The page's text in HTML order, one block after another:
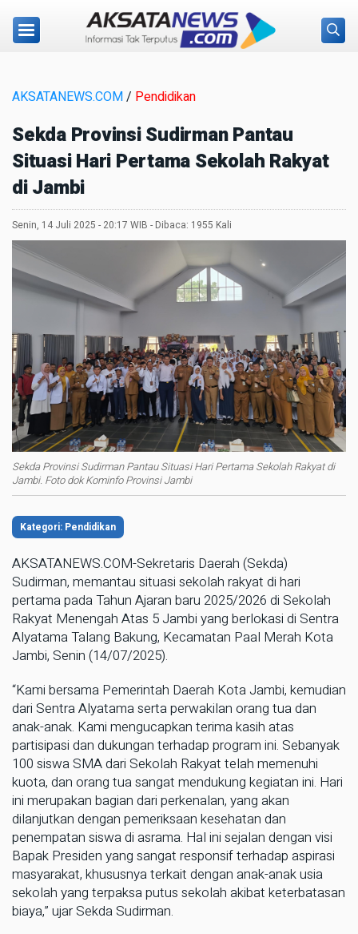
AKSATANEWS.COM/ Pendidikan
Sekda Provinsi Sudirman Pantau
Situasi Hari Pertama Sekolah Rakyat
di Jambi
Senin, 14 Juli 2025 - 20:17 WIB - Dibaca: 1955 Kali
Sekda Provinsi Sudirman Pantau Situasi Hari Pertama Sekolah Rakyat di
Jambi. Foto dok Kominfo Provinsi Jambi
Kategori: Pendidikan
AKSATANEWS.COM-Sekretaris Daerah (Sekda)
Sudirman, memantau situasi sekolah rakyat di hari
pertama pada Tahun Ajaran baru 2025/2026 di Sekolah
Rakyat Menengah Atas 5 Jambi yang berlokasi di Sentra
Alyatama Talang Bakung, Kecamatan Paal Merah Kota
Jambi, Senin (14/07/2025).
“Kami bersama Pemerintah Daerah Kota Jambi, kemudian
dari Sentra Alyatama serta perwakilan orang tua dan
anak-anak. Kami mengucapkan terima kasih atas
partisipasi dan dukungan terhadap program ini. Sebanyak
100 siswa SMA dari Sekolah Rakyat telah memenuhi
kuota, dan orang tua sangat mendukung kegiatan ini. Hari
ini merupakan bagian dari perkenalan, yang akan
dilanjutkan dengan pemeriksaan kesehatan dan
penempatan siswa di asrama. Hal ini sejalan dengan visi
Bapak Presiden yang sangat responsif terhadap aspirasi
masyarakat, khususnya terkait dengan anak-anak usia
sekolah yang terpaksa putus sekolah akibat keterbatasan
biaya,” ujar Sekda Sudirman.